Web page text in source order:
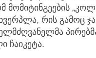
მომიტინგეების
რის გამოც
ჩაიკეტა.